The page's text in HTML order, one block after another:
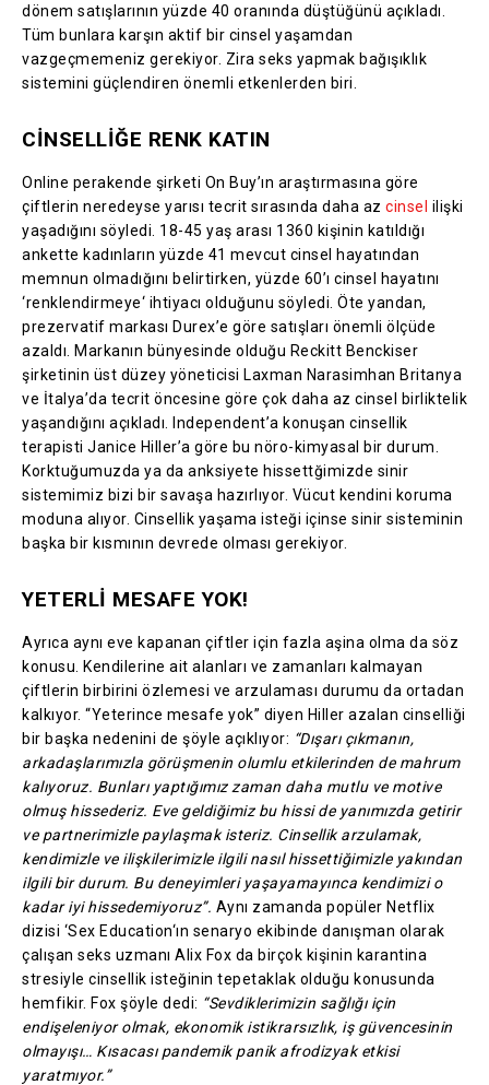
dönem satışlarının yüzde 40 oranında düştüğünü açıkladı.
Tüm bunlara karşın aktif bir cinsel yaşamdan
vazgeçmemeniz gerekiyor. Zira seks yapmak bağışıklık
sistemini güçlendiren önemli etkenlerden biri.
CİNSELLİĞE RENK KATIN
Online perakende şirketi On Buy’ın araştırmasına göre
çiftlerin neredeyse yarısı tecrit sırasında daha az cinsel ilişki
yaşadığını söyledi. 18-45 yaş arası 1360 kişinin katıldığı
ankette kadınların yüzde 41 mevcut cinsel hayatından
memnun olmadığını belirtirken, yüzde 60’ı cinsel hayatını
‘renklendirmeye‘ ihtiyacı olduğunu söyledi. Öte yandan,
prezervatif markası Durex’e göre satışları önemli ölçüde
azaldı. Markanın bünyesinde olduğu Reckitt Benckiser
şirketinin üst düzey yöneticisi Laxman Narasimhan Britanya
ve İtalya’da tecrit öncesine göre çok daha az cinsel birliktelik
yaşandığını açıkladı. Independent’a konuşan cinsellik
terapisti Janice Hiller’a göre bu nöro-kimyasal bir durum.
Korktuğumuzda ya da anksiyete hissettğimizde sinir
sistemimiz bizi bir savaşa hazırlıyor. Vücut kendini koruma
moduna alıyor. Cinsellik yaşama isteği içinse sinir sisteminin
başka bir kısmının devrede olması gerekiyor.
YETERLİ MESAFE YOK!
Ayrıca aynı eve kapanan çiftler için fazla aşina olma da söz
konusu. Kendilerine ait alanları ve zamanları kalmayan
çiftlerin birbirini özlemesi ve arzulaması durumu da ortadan
kalkıyor. “Yeterince mesafe yok” diyen Hiller azalan cinselliği
bir başka nedenini de şöyle açıklıyor: “Dışarı çıkmanın,
arkadaşlarımızla görüşmenin olumlu etkilerinden de mahrum
kalıyoruz. Bunları yaptığımız zaman daha mutlu ve motive
olmuş hissederiz. Eve geldiğimiz bu hissi de yanımızda getirir
ve partnerimizle paylaşmak isteriz. Cinsellik arzulamak,
kendimizle ve ilişkilerimizle ilgili nasıl hissettiğimizle yakından
ilgili bir durum. Bu deneyimleri yaşayamayınca kendimizi o
kadar iyi hissedemiyoruz”. Aynı zamanda popüler Netflix
dizisi ‘Sex Education‘ın senaryo ekibinde danışman olarak
çalışan seks uzmanı Alix Fox da birçok kişinin karantina
stresiyle cinsellik isteğinin tepetaklak olduğu konusunda
hemfikir. Fox şöyle dedi: “Sevdiklerimizin sağlığı için
endişeleniyor olmak, ekonomik istikrarsızlık, iş güvencesinin
olmayışı… Kısacası pandemik panik afrodizyak etkisi
yaratmıyor.”